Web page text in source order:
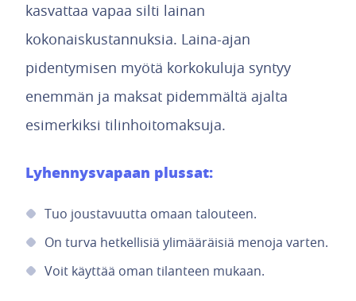
kasvattaa vapaa silti lainan
kokonaiskustannuksia. Laina-ajan
pidentymisen myötä korkokuluja syntyy
enemmän ja maksat pidemmältä ajalta
esimerkiksi tilinhoitomaksuja.
Lyhennysvapaan plussat:
Tuo joustavuutta omaan talouteen.
On turva hetkellisiä ylimääräisiä menoja varten.
Voit käyttää oman tilanteen mukaan.